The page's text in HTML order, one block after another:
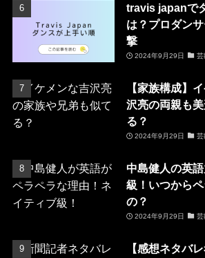
travis japanで
は？プロダン
撃
2024年9月29日 芸
【家族構成】
沢亮の両親も
る？
2024年9月29日 芸
中島健人の英
級！いつから
の？
2024年9月29日 芸
【感想ネタバ